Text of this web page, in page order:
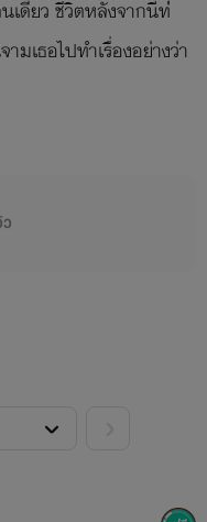
ดียว ชีวิตหลังจากนี้ท่่
เธอไปทำเรื่องอย่างว่า